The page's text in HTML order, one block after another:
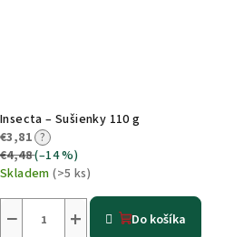
Insecta – Sušienky 110 g
€3,81 ?
€4,48(–14 %)
Skladem(>5 ks)
+
− Do košíka